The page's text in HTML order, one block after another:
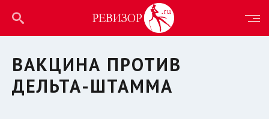
ВАКЦИНА ПРОТИВ
ДЕЛЬТА-ШТАММА